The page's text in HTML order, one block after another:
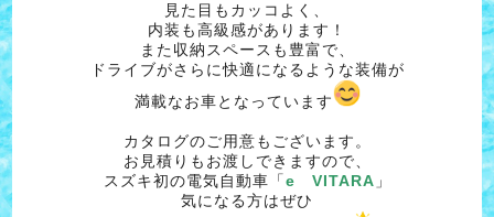
見た目もカッコよく、
内装も高級感があります！
また収納スペースも豊富で、
ドライブがさらに快適になるような装備が
満載なお車となっています
カタログのご用意もございます。
お見積りもお渡しできますので、
スズキ初の電気自動車「e VITARA 」
気になる方はぜひ